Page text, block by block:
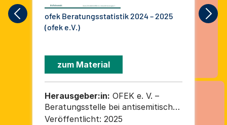
ofek Beratungsstatistik 2024 – 2025
(ofek e.V.)
zum Material
Herausgeber:in: OFEK e. V. –
Beratungsstelle bei antisemitischer
Gewalt und Diskriminierung
Veröffentlicht: 2025